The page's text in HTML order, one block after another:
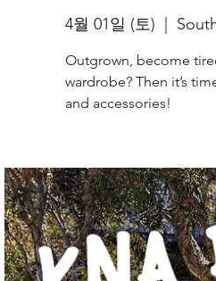
4월 01일 (토)
Outgrown, become
wardrobe? Then it’s
and accessories!